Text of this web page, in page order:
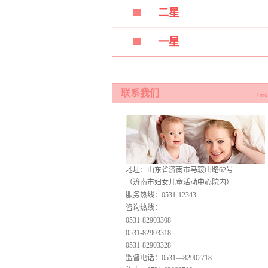
二星
一星
联系我们
地址：山东省济南市马鞍山路62号
（济南市妇女儿童活动中心院内）
服务热线：0531-12343
咨询热线：
0531-82903308
0531-82903318
0531-82903328
监督电话：0531—82902718